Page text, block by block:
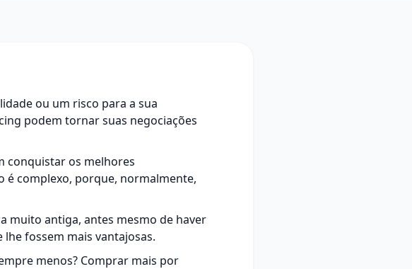
ou um risco para a sua
podem tornar suas negociações
conquistar os melhores
é complexo, porque, normalmente,
muito antiga, antes mesmo de haver
fossem mais vantajosas.
menos? Comprar mais por